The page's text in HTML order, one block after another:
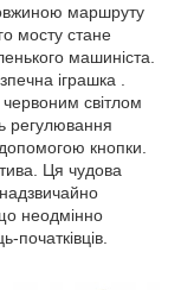
маршруту
мосту стане
машиніста.
іграшка .
світлом
регулювання
кнопки.
Ця чудова
неодмінно